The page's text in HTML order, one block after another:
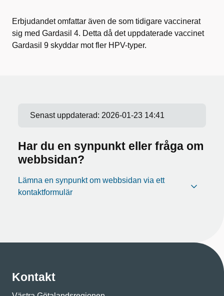
Erbjudandet omfattar även de som tidigare vaccinerat
sig med Gardasil 4. Detta då det uppdaterade vaccinet
Gardasil 9 skyddar mot fler HPV-typer.
Senast uppdaterad: 2026-01-23 14:41
Har du en synpunkt eller fråga om
webbsidan?
Lämna en synpunkt om webbsidan via ett
kontaktformulär
Kontakt